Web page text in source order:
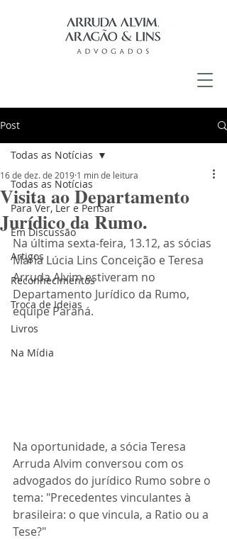
Post
Todas as Notícias
Para Ver, Ler e Pensar
Em Discussão
Artigos
Reconhecimentos
Troca de Ideias
Livros
Na Mídia
Todas as Notícias
Visita ao Departamento
Jurídico da Rumo.
16 de dez. de 2019 1 min de leitura
Na última sexta-feira, 13.12, as sócias
Maria Lúcia Lins Conceição e Teresa
Arruda Alvim estiveram no
Departamento Jurídico da Rumo,
equipe Paraná.
Na oportunidade, a sócia Teresa
Arruda Alvim conversou com os
advogados do jurídico Rumo sobre o
tema: "Precedentes vinculantes à
brasileira: o que vincula, a Ratio ou a
Tese?"